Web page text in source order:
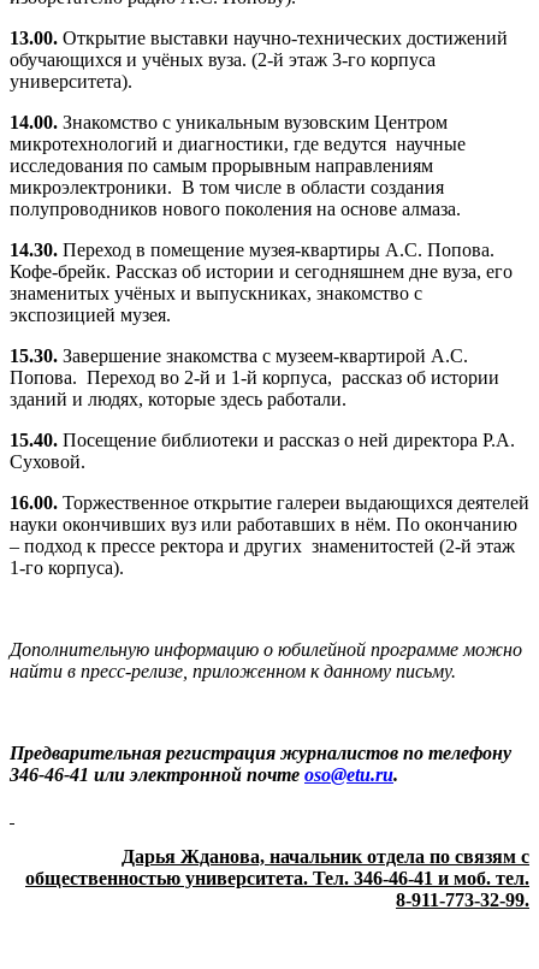
13.00. Открытие выставки научно-технических достижений
обучающихся и учёных вуза. (2-й этаж 3-го корпуса
университета).
14.00. Знакомство с уникальным вузовским Центром
микротехнологий и диагностики, где ведутся научные
исследования по самым прорывным направлениям
микроэлектроники. В том числе в области создания
полупроводников нового поколения на основе алмаза.
14.30. Переход в помещение музея-квартиры А.С. Попова.
Кофе-брейк. Рассказ об истории и сегодняшнем дне вуза, его
знаменитых учёных и выпускниках, знакомство с
экспозицией музея.
15.30. Завершение знакомства с музеем-квартирой А.С.
Попова. Переход во 2-й и 1-й корпуса, рассказ об истории
зданий и людях, которые здесь работали.
15.40. Посещение библиотеки и рассказ о ней директора Р.А.
Суховой.
16.00. Торжественное открытие галереи выдающихся деятелей
науки окончивших вуз или работавших в нём. По окончанию
– подход к прессе ректора и других знаменитостей (2-й этаж
1-го корпуса).
Дополнительную информацию о юбилейной программе можно
найти в пресс-релизе, приложенном к данному письму.
Предварительная регистрация журналистов по телефону
346-46-41 или электронной почте oso@etu.ru.
Дарья Жданова, начальник отдела по связям с
общественностью университета. Тел. 346-46-41 и моб. тел.
8-911-773-32-99.